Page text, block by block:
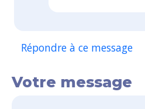
Répondre à ce message
Votre message